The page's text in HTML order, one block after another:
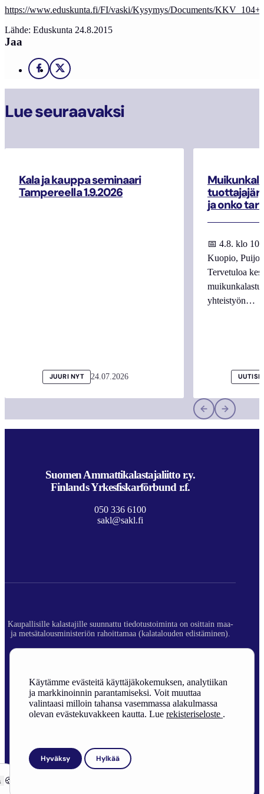
Käytämme evästeitä käyttäjäkokemuksen, analytiikan
ja markkinoinnin parantamiseksi. Voit muuttaa
valintaasi milloin tahansa vasemmassa alakulmassa
olevan evästekuvakkeen kautta. Lue rekisteriseloste .
Hyväksy Hylkää
https://www.eduskunta.fi/FI/vaski/Kysymys/Documents/
Lähde: Eduskunta 24.8.2015
Jaa
Facebook
X
Lue seuraavaksi
Kala ja kauppa seminaari
Tampereella 1.9.2026
JUURI NYT 24.07.2026
ja onko
📅 4.8. klo
Kuopio,
Tervetuloa
yhteistyön…
Suomen Ammattikalastajaliitto r.y.
Finlands Yrkesfiskarförbund r.f.
050 336 6100
sakl@sakl.fi
Kaupallisille kalastajille suunnattu tiedotustoiminta on osittain maa-
ja metsätalousministeriön rahoittamaa (kalatalouden edistäminen).
Rekisteriseloste
Sivuston toteutus